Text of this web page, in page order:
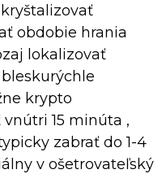
obdobie hrania
lokalizovať
krypto
15 minúta ,
zabrať do 1-4
v ošetrovateľský